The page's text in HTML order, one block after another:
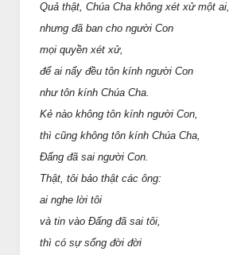
Quả thật, Chúa Cha không xét xử một ai,
nhưng đã ban cho người Con
mọi quyền xét xử,
để ai nấy đều tôn kính người Con
như tôn kính Chúa Cha.
Kẻ nào không tôn kính người Con,
thì cũng không tôn kính Chúa Cha,
Ðấng đã sai người Con.
Thật, tôi bảo thật các ông:
ai nghe lời tôi
và tin vào Ðấng đã sai tôi,
thì có sự sống đời đời